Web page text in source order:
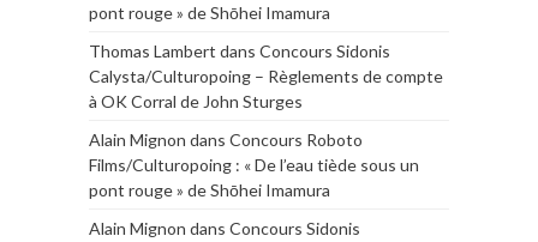
pont rouge » de Shōhei Imamura
Thomas Lambert dans Concours Sidonis
Calysta/Culturopoing – Règlements de compte
à OK Corral de John Sturges
Alain Mignon dans Concours Roboto
Films/Culturopoing : « De l’eau tiède sous un
pont rouge » de Shōhei Imamura
Alain Mignon dans Concours Sidonis